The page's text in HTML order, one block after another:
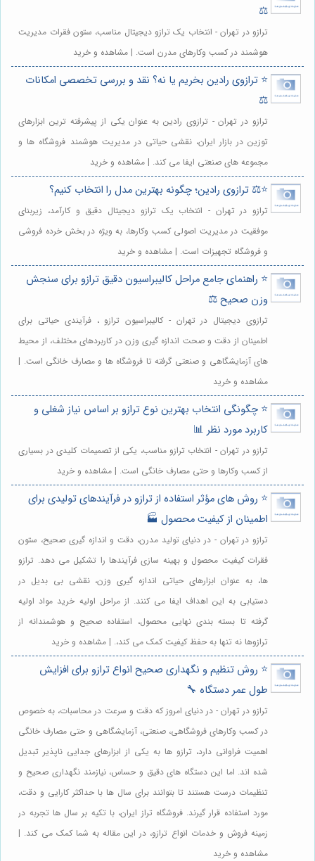
⚖️
ترازو در تهران - انتخاب یک ترازو دیجیتال مناسب، ستون فقرات مدیریت
هوشمند در کسب وکارهای مدرن است. | مشاهده و خرید
⭐️ ترازوی رادین بخریم یا نه؟ نقد و بررسی تخصصی امکانات
⚖️
ترازو در تهران - ترازوی رادین به عنوان یکی از پیشرفته ترین ابزارهای
توزین در بازار ایران، نقشی حیاتی در مدیریت هوشمند فروشگاه ها و
مجموعه های صنعتی ایفا می کند. | مشاهده و خرید
⭐️⚖️ ترازوی رادین؛ چگونه بهترین مدل را انتخاب کنیم؟
ترازو در تهران - انتخاب یک ترازو دیجیتال دقیق و کارآمد، زیربنای
موفقیت در مدیریت اصولی کسب وکارها، به ویژه در بخش خرده فروشی
و فروشگاه تجهیزات است. | مشاهده و خرید
⭐️ راهنمای جامع مراحل کالیبراسیون دقیق ترازو برای سنجش
وزن صحیح ⚖️
ترازوی دیجیتال در تهران - کالیبراسیون ترازو ، فرآیندی حیاتی برای
اطمینان از دقت و صحت اندازه گیری وزن در کاربردهای مختلف، از محیط
های آزمایشگاهی و صنعتی گرفته تا فروشگاه ها و مصارف خانگی است. |
مشاهده و خرید
⭐️ چگونگی انتخاب بهترین نوع ترازو بر اساس نیاز شغلی و
کاربرد مورد نظر 📊
ترازو در تهران - انتخاب ترازو مناسب، یکی از تصمیمات کلیدی در بسیاری
از کسب وکارها و حتی مصارف خانگی است. | مشاهده و خرید
⭐️ روش های مؤثر استفاده از ترازو در فرآیندهای تولیدی برای
اطمینان از کیفیت محصول 🏭
ترازو در تهران - در دنیای تولید مدرن، دقت و اندازه گیری صحیح، ستون
فقرات کیفیت محصول و بهینه سازی فرآیندها را تشکیل می دهد. ترازو
ها، به عنوان ابزارهای حیاتی اندازه گیری وزن، نقشی بی بدیل در
دستیابی به این اهداف ایفا می کنند. از مراحل اولیه خرید مواد اولیه
گرفته تا بسته بندی نهایی محصول، استفاده صحیح و هوشمندانه از
ترازوها نه تنها به حفظ کیفیت کمک می کند،. | مشاهده و خرید
⭐️ روش تنظیم و نگهداری صحیح انواع ترازو برای افزایش
طول عمر دستگاه 🔧
ترازو در تهران - در دنیای امروز که دقت و سرعت در محاسبات، به خصوص
در کسب وکارهای فروشگاهی، صنعتی، آزمایشگاهی و حتی مصارف خانگی
اهمیت فراوانی دارد، ترازو ها به یکی از ابزارهای جدایی ناپذیر تبدیل
شده اند. اما این دستگاه های دقیق و حساس، نیازمند نگهداری صحیح و
تنظیمات درست هستند تا بتوانند برای سال ها با حداکثر کارایی و دقت،
مورد استفاده قرار گیرند. فروشگاه تراز ایران، با تکیه بر سال ها تجربه در
زمینه فروش و خدمات انواع ترازو، در این مقاله به شما کمک می کند. |
مشاهده و خرید